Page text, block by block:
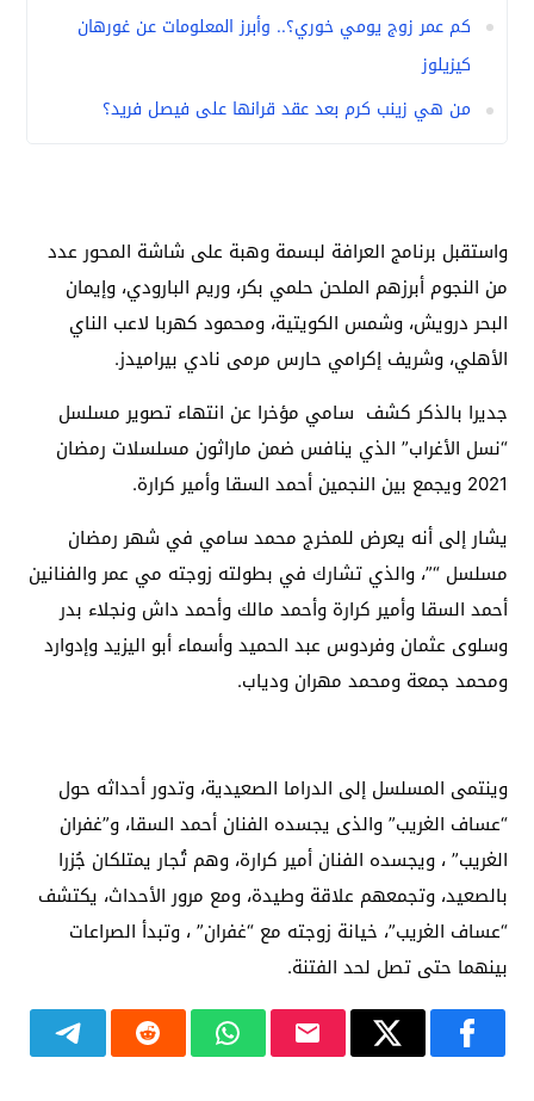
كم عمر زوج يومي خوري؟.. وأبرز المعلومات عن غورهان
كيزيلوز
من هي زينب كرم بعد عقد قرانها على فيصل فريد؟
واستقبل برنامج العرافة لبسمة وهبة على شاشة المحور عدد
من النجوم أبرزهم الملحن حلمي بكر، وريم البارودي، وإيمان
البحر درويش، وشمس الكويتية، ومحمود كهربا لاعب الناي
الأهلي، وشريف إكرامي حارس مرمى نادي بيراميدز.
جديرا بالذكر كشف سامي مؤخرا عن انتهاء تصوير مسلسل
“نسل الأغراب” الذي ينافس ضمن ماراثون مسلسلات رمضان
2021 ويجمع بين النجمين أحمد السقا وأمير كرارة.
يشار إلى أنه يعرض للمخرج محمد سامي في شهر رمضان
مسلسل “”، والذي تشارك في بطولته زوجته مي عمر والفنانين
أحمد السقا وأمير كرارة وأحمد مالك وأحمد داش ونجلاء بدر
وسلوى عثمان وفردوس عبد الحميد وأسماء أبو اليزيد وإدوارد
ومحمد جمعة ومحمد مهران ودياب.
وينتمى المسلسل إلى الدراما الصعيدية، وتدور أحداثه حول
“عساف الغريب” والذى يجسده الفنان أحمد السقا، و”غفران
الغريب” ، ويجسده الفنان أمير كرارة، وهم تُجار يمتلكان جُزرا
بالصعيد، وتجمعهم علاقة وطيدة، ومع مرور الأحداث، يكتشف
“عساف الغريب”، خيانة زوجته مع “غفران” ، وتبدأ الصراعات
بينهما حتى تصل لحد الفتنة.